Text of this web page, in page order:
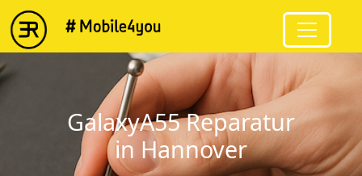
string(9) "GalaxyA55"
GalaxyA55 Reparatur
in Hannover